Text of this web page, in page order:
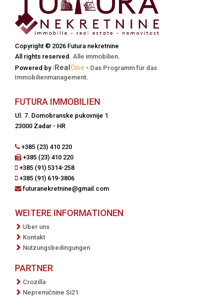
Copyright © 2026 Futura nekretnine
All rights reserved. Alle immobilien.
Powered by iRealOne - Das Programm für das
Immobilienmanagement.
FUTURA IMMOBILIEN
Ul. 7. Domobranske pukovnije 1
23000 Zadar - HR
+385 (23) 410 220
+385 (23) 410 220
+385 (91) 5314-258
+385 (91) 619-3806
futuranekretnine@gmail.com
WEITERE INFORMATIONEN
Uber uns
Kontakt
Nutzungsbedingungen
PARTNER
Crozilla
Nepremičnine Si21